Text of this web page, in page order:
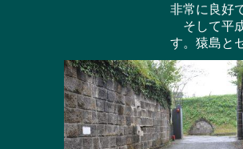
非常に良好
そして平
す。猿島と